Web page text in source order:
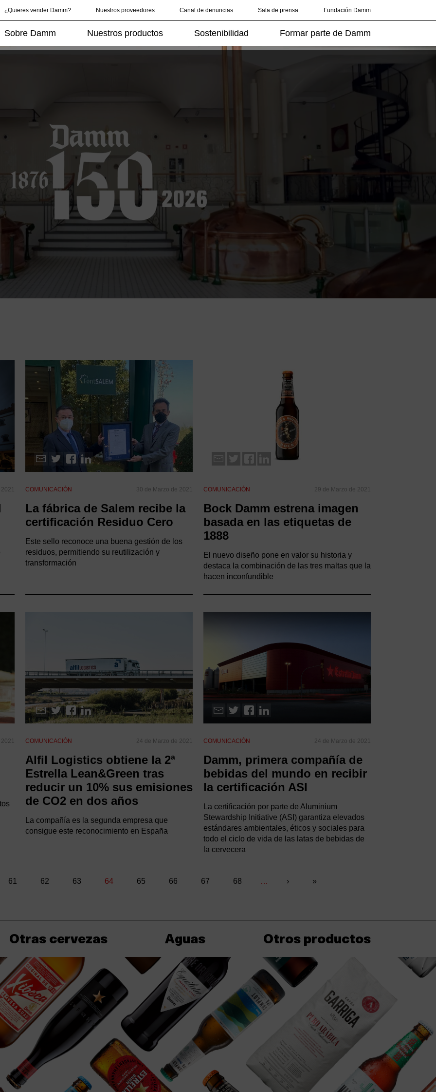
¿Quieres vender Damm? Nuestros proveedores Canal de denuncias Sala de prensa Fundación Damm
Sobre Damm Nuestros productos Sostenibilidad Formar parte de Damm
COMUNICACIÓN 30 de Marzo de 2021
La fábrica de Salem recibe la
certificación Residuo Cero
Este sello reconoce una buena gestión de los
residuos, permitiendo su reutilización y
transformación
COMUNICACIÓN 29 de Marzo de 2021
Bock Damm estrena imagen
basada en las etiquetas de
1888
El nuevo diseño pone en valor su historia y
destaca la combinación de las tres maltas que la
hacen inconfundible
COMUNICACIÓN 24 de Marzo de 2021
Alfil Logistics obtiene la 2ª
Estrella Lean&Green tras
reducir un 10% sus emisiones
de CO2 en dos años
La compañía es la segunda empresa que
consigue este reconocimiento en España
COMUNICACIÓN 24 de Marzo de 2021
Damm, primera compañía de
bebidas del mundo en recibir
la certificación ASI
La certificación por parte de Aluminium
Stewardship Initiative (ASI) garantiza elevados
estándares ambientales, éticos y sociales para
todo el ciclo de vida de las latas de bebidas de
la cervecera
Página
61 Página
62 Página
63
Página
64 Página
65 Página
66 Página
67 Página
68 …
Siguiente
›
Última
»
Otras cervezas Aguas Otros productos